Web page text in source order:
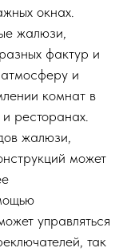
окнах.
жалюзи,
фактур и
и
комнат в
ресторанах.
жалюзи,
может
управляться
так